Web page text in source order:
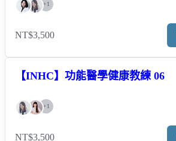
+1
NT$3,500
【INHC】功能醫學健康教練 06
+1
NT$3,500